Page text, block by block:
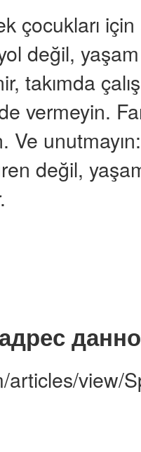
çocukları
değil,
takımda
vermeyin.
Ve
değil,
view/